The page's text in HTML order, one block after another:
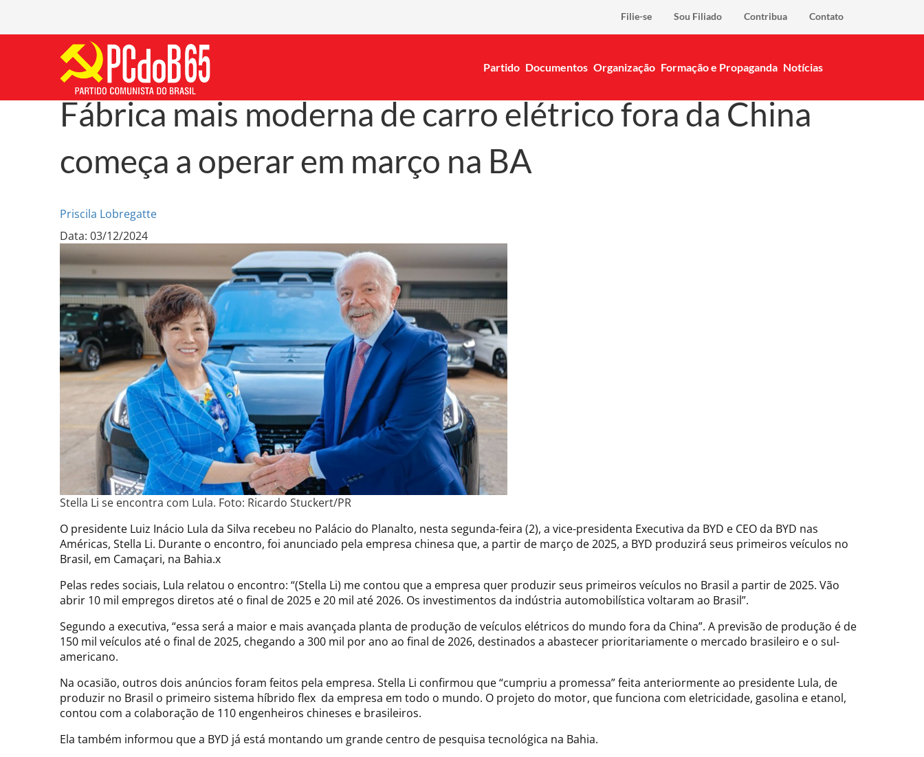
Filie-se Sou Filiado Contribua Contato
Partido Documentos Organização Formação e Propaganda Notícias
Fábrica mais moderna de carro elétrico fora da China
começa a operar em março na BA
Priscila Lobregatte
Data: 03/12/2024
Stella Li se encontra com Lula. Foto: Ricardo Stuckert/PR
O presidente Luiz Inácio Lula da Silva recebeu no Palácio do Planalto, nesta segunda-feira (2), a vice-presidenta Executiva da BYD e CEO da BYD nas
Américas, Stella Li. Durante o encontro, foi anunciado pela empresa chinesa que, a partir de março de 2025, a BYD produzirá seus primeiros veículos no
Brasil, em Camaçari, na Bahia.x
Pelas redes sociais, Lula relatou o encontro: “(Stella Li) me contou que a empresa quer produzir seus primeiros veículos no Brasil a partir de 2025. Vão
abrir 10 mil empregos diretos até o final de 2025 e 20 mil até 2026. Os investimentos da indústria automobilística voltaram ao Brasil”.
Segundo a executiva, “essa será a maior e mais avançada planta de produção de veículos elétricos do mundo fora da China”. A previsão de produção é de
150 mil veículos até o final de 2025, chegando a 300 mil por ano ao final de 2026, destinados a abastecer prioritariamente o mercado brasileiro e o sul-
americano.
Na ocasião, outros dois anúncios foram feitos pela empresa. Stella Li confirmou que “cumpriu a promessa” feita anteriormente ao presidente Lula, de
produzir no Brasil o primeiro sistema híbrido flex da empresa em todo o mundo. O projeto do motor, que funciona com eletricidade, gasolina e etanol,
contou com a colaboração de 110 engenheiros chineses e brasileiros.
Ela também informou que a BYD já está montando um grande centro de pesquisa tecnológica na Bahia.